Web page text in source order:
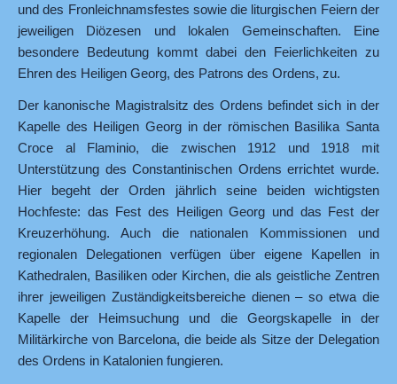
und des Fronleichnamsfestes sowie die liturgischen Feiern der
jeweiligen Diözesen und lokalen Gemeinschaften. Eine
besondere Bedeutung kommt dabei den Feierlichkeiten zu
Ehren des Heiligen Georg, des Patrons des Ordens, zu.
Der kanonische Magistralsitz des Ordens befindet sich in der
Kapelle des Heiligen Georg in der römischen Basilika Santa
Croce al Flaminio, die zwischen 1912 und 1918 mit
Unterstützung des Constantinischen Ordens errichtet wurde.
Hier begeht der Orden jährlich seine beiden wichtigsten
Hochfeste: das Fest des Heiligen Georg und das Fest der
Kreuzerhöhung. Auch die nationalen Kommissionen und
regionalen Delegationen verfügen über eigene Kapellen in
Kathedralen, Basiliken oder Kirchen, die als geistliche Zentren
ihrer jeweiligen Zuständigkeitsbereiche dienen – so etwa die
Kapelle der Heimsuchung und die Georgskapelle in der
Militärkirche von Barcelona, die beide als Sitze der Delegation
des Ordens in Katalonien fungieren.